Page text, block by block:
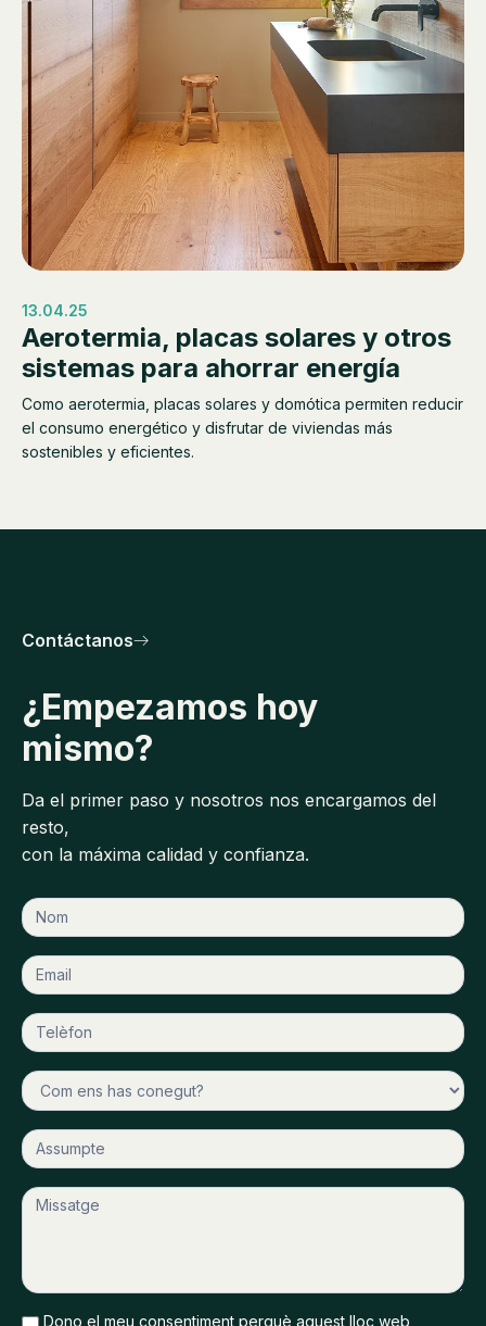
13.04.25
Aerotermia, placas solares y otros
sistemas para ahorrar energía
Como aerotermia, placas solares y domótica permiten reducir
el consumo energético y disfrutar de viviendas más
sostenibles y eficientes.
Contáctanos
¿Empezamos hoy
mismo?
Da el primer paso y nosotros nos encargamos del
resto,
con la máxima calidad y confianza.
Contacta
nosaltres
Dono el meu consentiment perquè aquest lloc web